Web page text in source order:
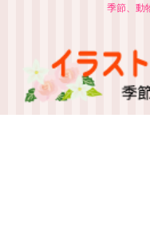
季節、動